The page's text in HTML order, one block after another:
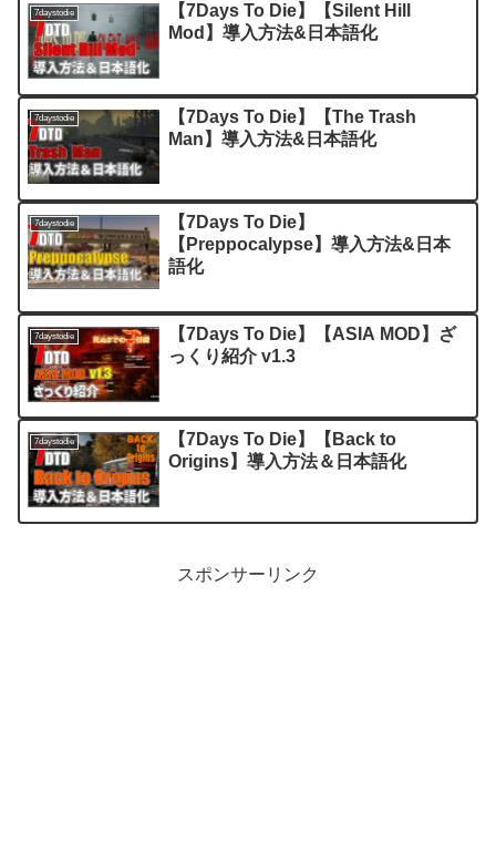
7daystodie
【7Days To Die】【Silent Hill
Mod】導入方法&日本語化
7daystodie
【7Days To Die】【The Trash
Man】導入方法&日本語化
7daystodie
【7Days To Die】
【Preppocalypse】導入方法&日本
語化
7daystodie
【7Days To Die】【ASIA MOD】ざ
っくり紹介 v1.3
7daystodie
【7Days To Die】【Back to
Origins】導入方法＆日本語化
スポンサーリンク